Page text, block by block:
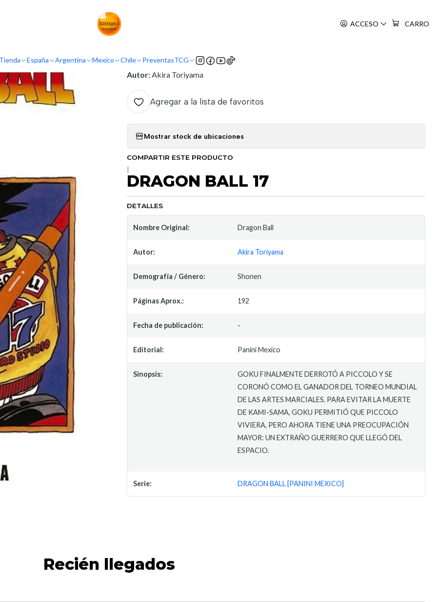
ACCESO CARRO
Tienda España Argentina Mexico Chile PreventasTCG
Nombre original:Dragon Ball
Autor:Akira Toriyama
Agregar a la lista de favoritos
Mostrar stock de ubicaciones
COMPARTIR ESTE PRODUCTO
DRAGON BALL 17
DETALLES
Nombre Original: Dragon Ball
Autor: Akira Toriyama
Demografía / Género: Shonen
Páginas Aprox.: 192
Fecha de publicación: -
Editorial: Panini Mexico
Sinopsis:
GOKU FINALMENTE DERROTÓ A PICCOLO Y SE
CORONÓ COMO EL GANADOR DEL TORNEO MUNDIAL
DE LAS ARTES MARCIALES. PARA EVITAR LA MUERTE
DE KAMI-SAMA, GOKU PERMITIÓ QUE PICCOLO
VIVIERA, PERO AHORA TIENE UNA PREOCUPACIÓN
MAYOR: UN EXTRAÑO GUERRERO QUE LLEGÓ DEL
ESPACIO.
Serie: DRAGON BALL [PANINI MEXICO]
Recién llegados